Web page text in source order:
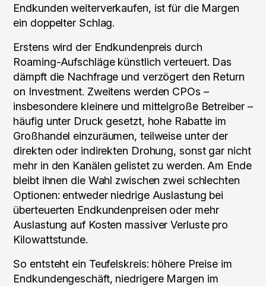
Endkunden weiterverkaufen, ist für die Margen
ein doppelter Schlag.
Erstens wird der Endkundenpreis durch
Roaming-Aufschläge künstlich verteuert. Das
dämpft die Nachfrage und verzögert den Return
on Investment. Zweitens werden CPOs –
insbesondere kleinere und mittelgroße Betreiber –
häufig unter Druck gesetzt, hohe Rabatte im
Großhandel einzuräumen, teilweise unter der
direkten oder indirekten Drohung, sonst gar nicht
mehr in den Kanälen gelistet zu werden. Am Ende
bleibt ihnen die Wahl zwischen zwei schlechten
Optionen: entweder niedrige Auslastung bei
überteuerten Endkundenpreisen oder mehr
Auslastung auf Kosten massiver Verluste pro
Kilowattstunde.
So entsteht ein Teufelskreis: höhere Preise im
Endkundengeschäft, niedrigere Margen im